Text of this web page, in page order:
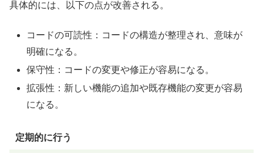
具体的には、以下の点が改善される。
コードの可読性：コードの構造が整理され、意味が
明確になる。
保守性：コードの変更や修正が容易になる。
拡張性：新しい機能の追加や既存機能の変更が容易
になる。
定期的に行う